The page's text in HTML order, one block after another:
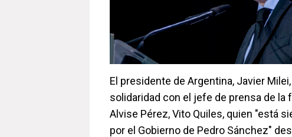
El presidente de Argentina, Javier
solidaridad con el jefe de prensa de la
Alvise Pérez, Vito Quiles, quien "está
por el Gobierno de Pedro Sánchez"